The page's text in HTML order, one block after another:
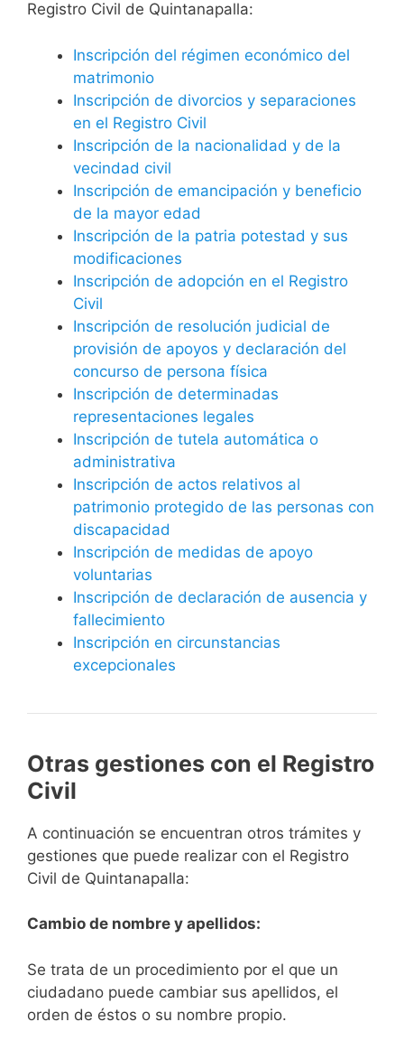
Registro Civil de Quintanapalla:
Inscripción del régimen económico del
matrimonio
Inscripción de divorcios y separaciones
en el Registro Civil
Inscripción de la nacionalidad y de la
vecindad civil
Inscripción de emancipación y beneficio
de la mayor edad
Inscripción de la patria potestad y sus
modificaciones
Inscripción de adopción en el Registro
Civil
Inscripción de resolución judicial de
provisión de apoyos y declaración del
concurso de persona física
Inscripción de determinadas
representaciones legales
Inscripción de tutela automática o
administrativa
Inscripción de actos relativos al
patrimonio protegido de las personas con
discapacidad
Inscripción de medidas de apoyo
voluntarias
Inscripción de declaración de ausencia y
fallecimiento
Inscripción en circunstancias
excepcionales
Otras gestiones con el Registro
Civil
A continuación se encuentran otros trámites y
gestiones que puede realizar con el Registro
Civil de Quintanapalla:
Cambio de nombre y apellidos:
Se trata de un procedimiento por el que un
ciudadano puede cambiar sus apellidos, el
orden de éstos o su nombre propio.